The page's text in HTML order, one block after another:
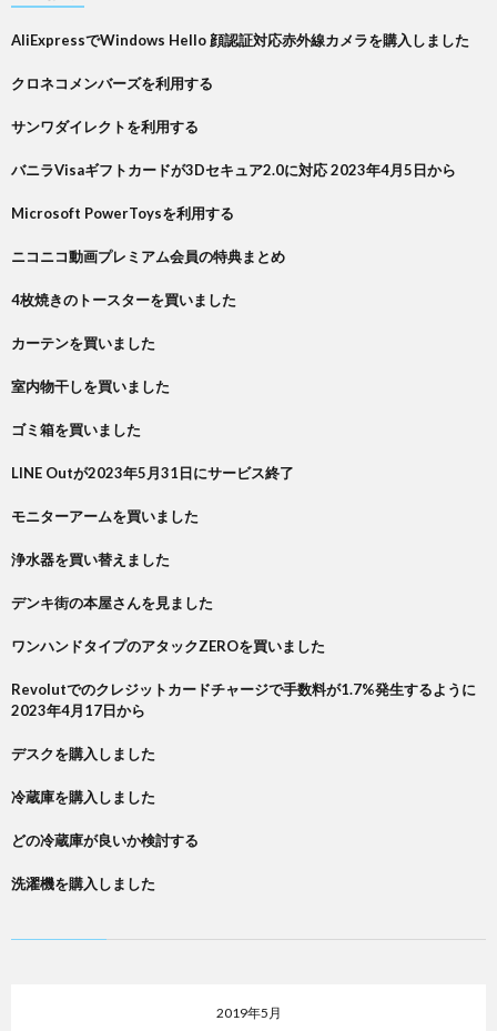
AliExpressでWindows Hello 顔認証対応赤外線カメラを購入しました
クロネコメンバーズを利用する
サンワダイレクトを利用する
バニラVisaギフトカードが3Dセキュア2.0に対応 2023年4月5日から
Microsoft PowerToysを利用する
ニコニコ動画プレミアム会員の特典まとめ
4枚焼きのトースターを買いました
カーテンを買いました
室内物干しを買いました
ゴミ箱を買いました
LINE Outが2023年5月31日にサービス終了
モニターアームを買いました
浄水器を買い替えました
デンキ街の本屋さんを見ました
ワンハンドタイプのアタックZEROを買いました
Revolutでのクレジットカードチャージで手数料が1.7%発生するように
2023年4月17日から
デスクを購入しました
冷蔵庫を購入しました
どの冷蔵庫が良いか検討する
洗濯機を購入しました
2019年5月